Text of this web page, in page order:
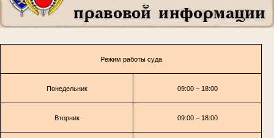
Режим работы суда
Понедельник 09:00 – 18:00
Вторник 09:00 – 18:00